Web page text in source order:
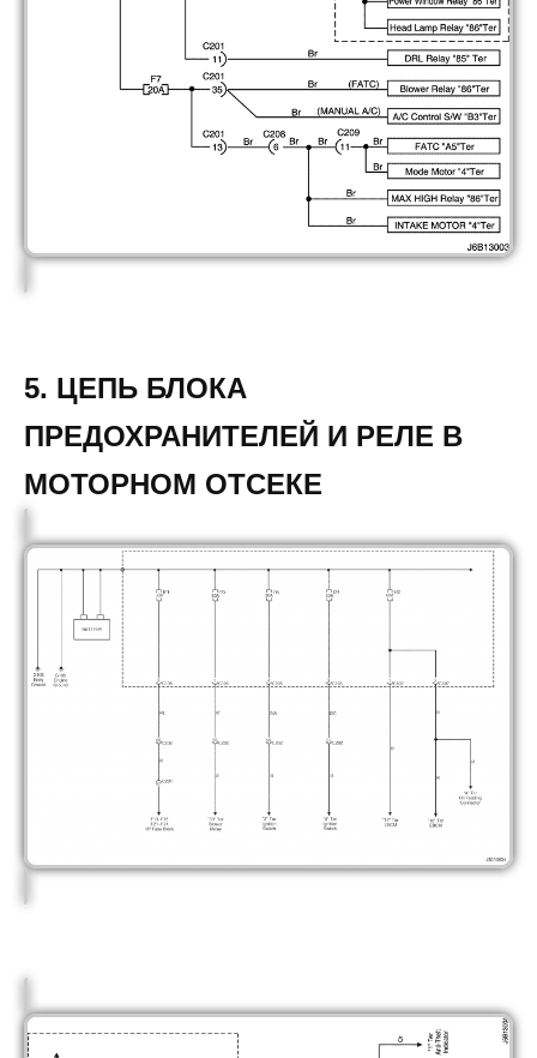
5. ЦЕПЬ БЛОКА
ПРЕДОХРАНИТЕЛЕЙ И РЕЛЕ В
МОТОРНОМ ОТСЕКЕ